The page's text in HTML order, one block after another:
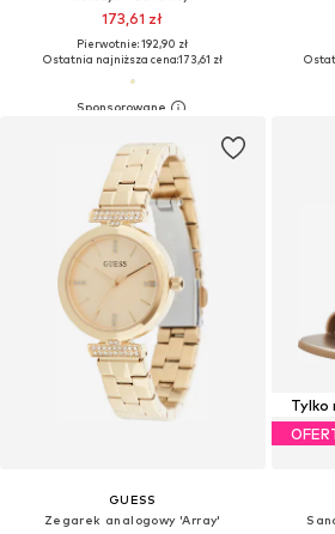
173,61 zł
Pierwotnie: 192,90 zł
Ostatnia najniższa cena:173,61 zł
GUESS
Zegarek analogowy 'Array'
Tylko